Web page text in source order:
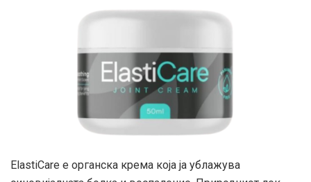
ElastiCare е органска крема која ја ублажува